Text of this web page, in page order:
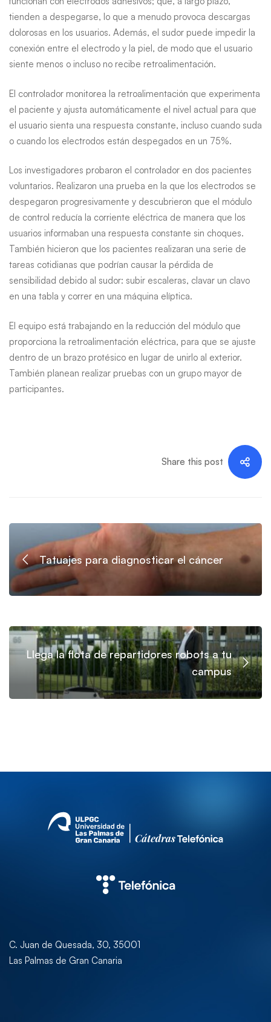
tienden a despegarse, lo que a menudo provoca descargas
dolorosas en los usuarios. Además, el sudor puede impedir la
conexión entre el electrodo y la piel, de modo que el usuario
siente menos o incluso no recibe retroalimentación.
El controlador monitorea la retroalimentación que experimenta
el paciente y ajusta automáticamente el nivel actual para que
el usuario sienta una respuesta constante, incluso cuando suda
o cuando los electrodos están despegados en un 75%.
Los investigadores probaron el controlador en dos pacientes
voluntarios. Realizaron una prueba en la que los electrodos se
despegaron progresivamente y descubrieron que el módulo
de control reducía la corriente eléctrica de manera que los
usuarios informaban una respuesta constante sin choques.
También hicieron que los pacientes realizaran una serie de
tareas cotidianas que podrían causar la pérdida de
sensibilidad debido al sudor: subir escaleras, clavar un clavo
en una tabla y correr en una máquina elíptica.
El equipo está trabajando en la reducción del módulo que
proporciona la retroalimentación eléctrica, para que se ajuste
dentro de un brazo protésico en lugar de unirlo al exterior.
También planean realizar pruebas con un grupo mayor de
participantes.
Share this post
Tatuajes para diagnosticar el cáncer
Llega la flota de repartidores robots a tu
campus
C. Juan de Quesada, 30, 35001
Las Palmas de Gran Canaria